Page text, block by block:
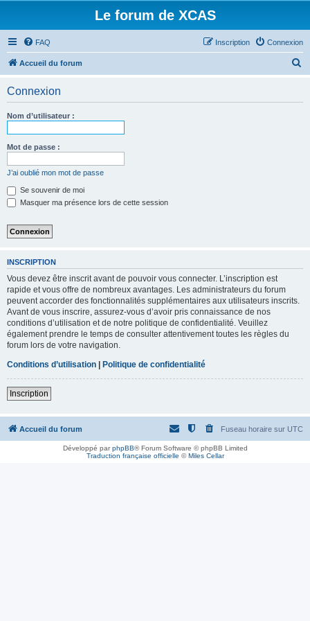
Le forum de XCAS
FAQ Connexion
Inscription
Accueil du forum
Connexion
Nom d’utilisateur :
Mot de passe :
J’ai oublié mon mot de passe
Se souvenir de moi
Masquer ma présence lors de cette session
INSCRIPTION
Vous devez être inscrit avant de pouvoir vous connecter. L’inscription est
rapide et vous offre de nombreux avantages. Les administrateurs du forum
peuvent accorder des fonctionnalités supplémentaires aux utilisateurs inscrits.
Avant de vous inscrire, assurez-vous d’avoir pris connaissance de nos
conditions d’utilisation et de notre politique de confidentialité. Veuillez
également prendre le temps de consulter attentivement toutes les règles du
forum lors de votre navigation.
Conditions d’utilisation | Politique de confidentialité
Inscription
Accueil du forum Fuseau horaire sur UTC
Développé parphpBB® Forum Software © phpBB Limited
Traduction française officielle ©Miles Cellar